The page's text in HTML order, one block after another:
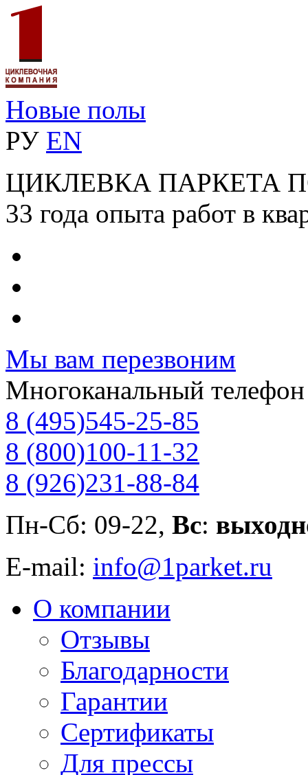
Новые полы
РУ EN
ЦИКЛЕВКА ПАРКЕТА
33 года опыта работ в
Мы вам перезвоним
Многоканальный телефон
8 (495)545-25-85
8 (800)100-11-32
8 (926)231-88-84
Пн-Сб: 09-22, Вс:
E-mail: info@1parket.ru
О компании
Отзывы
Благодарности
Гарантии
Сертификаты
Для прессы